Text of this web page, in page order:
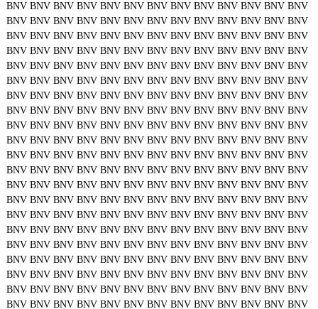
BNV BNV BNV BNV BNV BNV BNV BNV BNV BNV BNV BNV BNV
BNV BNV BNV BNV BNV BNV BNV BNV BNV BNV BNV BNV BNV
BNV BNV BNV BNV BNV BNV BNV BNV BNV BNV BNV BNV BNV
BNV BNV BNV BNV BNV BNV BNV BNV BNV BNV BNV BNV BNV
BNV BNV BNV BNV BNV BNV BNV BNV BNV BNV BNV BNV BNV
BNV BNV BNV BNV BNV BNV BNV BNV BNV BNV BNV BNV BNV
BNV BNV BNV BNV BNV BNV BNV BNV BNV BNV BNV BNV BNV
BNV BNV BNV BNV BNV BNV BNV BNV BNV BNV BNV BNV BNV
BNV BNV BNV BNV BNV BNV BNV BNV BNV BNV BNV BNV BNV
BNV BNV BNV BNV BNV BNV BNV BNV BNV BNV BNV BNV BNV
BNV BNV BNV BNV BNV BNV BNV BNV BNV BNV BNV BNV BNV
BNV BNV BNV BNV BNV BNV BNV BNV BNV BNV BNV BNV BNV
BNV BNV BNV BNV BNV BNV BNV BNV BNV BNV BNV BNV BNV
BNV BNV BNV BNV BNV BNV BNV BNV BNV BNV BNV BNV BNV
BNV BNV BNV BNV BNV BNV BNV BNV BNV BNV BNV BNV BNV
BNV BNV BNV BNV BNV BNV BNV BNV BNV BNV BNV BNV BNV
BNV BNV BNV BNV BNV BNV BNV BNV BNV BNV BNV BNV BNV
BNV BNV BNV BNV BNV BNV BNV BNV BNV BNV BNV BNV BNV
BNV BNV BNV BNV BNV BNV BNV BNV BNV BNV BNV BNV BNV
BNV BNV BNV BNV BNV BNV BNV BNV BNV BNV BNV BNV BNV
BNV BNV BNV BNV BNV BNV BNV BNV BNV BNV BNV BNV BNV